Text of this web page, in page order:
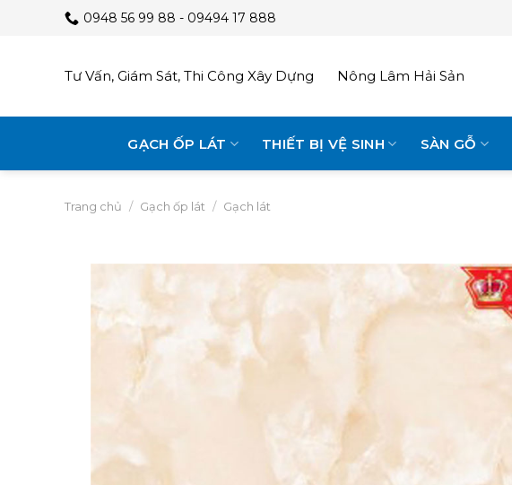
0948 56 99 88 - 09494 17 888
Tư Vấn, Giám Sát, Thi Công Xây Dựng Nông Lâm Hải Sản
GẠCH ỐP LÁT THIẾT BỊ VỆ SINH SÀN GỖ
Trang chủ / Gạch ốp lát / Gạch lát